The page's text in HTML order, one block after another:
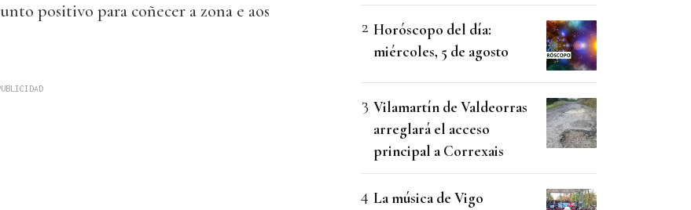
positivo para coñecer a zona e aos
Horóscopo del día:
miércoles, 5 de agosto
Vilamartín de Valdeorras
arreglará el acceso
principal a Correxais
La música de Vigo